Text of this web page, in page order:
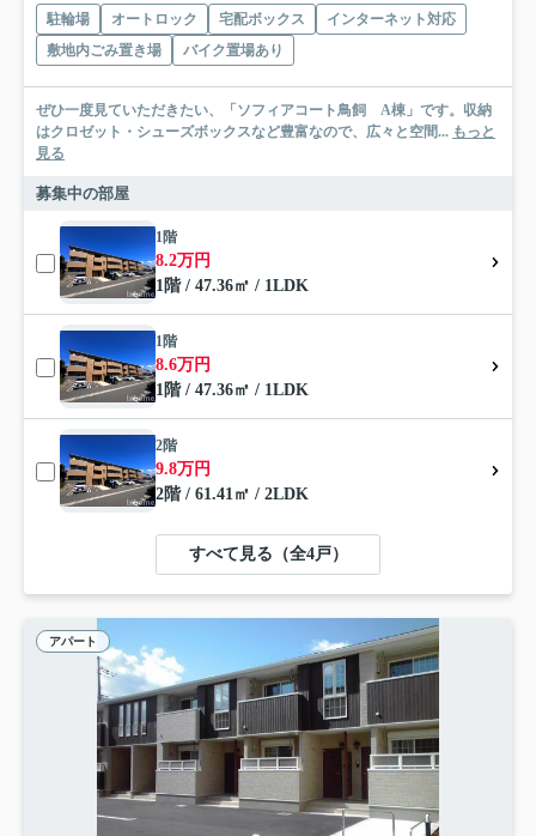
駐輪場 オートロック 宅配ボックス
インターネット対応
敷地内ごみ置き場
バイク置場あり
ぜひ一度見ていただきたい、「ソフィアコート鳥飼 A棟」です。収納
はクロゼット・シューズボックスなど豊富なので、広々と空間... もっと
見る
募集中の部屋
1階
8.2万円
1階 / 47.36㎡ / 1LDK
1階
8.6万円
1階 / 47.36㎡ / 1LDK
2階
9.8万円
2階 / 61.41㎡ / 2LDK
すべて見る（全4戸）
アパート